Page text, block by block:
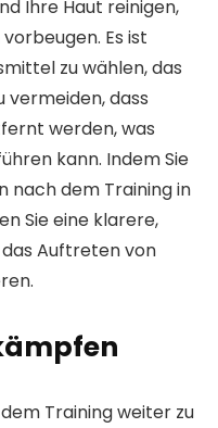
Ihre Haut reinigen,
Es ist
zu wählen, das
vermeiden, dass
werden, was
kann. Indem Sie
nach dem Training in
Sie eine klarere,
Auftreten von
Training weiter zu